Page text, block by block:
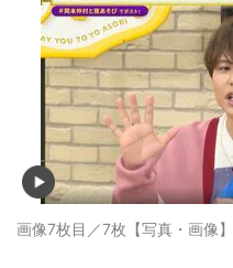
画像7枚目／7枚 【写真・画像